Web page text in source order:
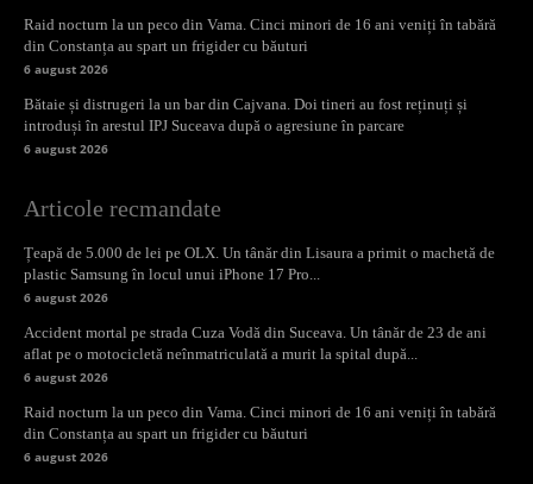
Raid nocturn la un peco din Vama. Cinci minori de 16 ani veniți în tabără
din Constanța au spart un frigider cu băuturi
6 august 2026
Bătaie și distrugeri la un bar din Cajvana. Doi tineri au fost reținuți și
introduși în arestul IPJ Suceava după o agresiune în parcare
6 august 2026
Articole recmandate
Țeapă de 5.000 de lei pe OLX. Un tânăr din Lisaura a primit o machetă de
plastic Samsung în locul unui iPhone 17 Pro...
6 august 2026
Accident mortal pe strada Cuza Vodă din Suceava. Un tânăr de 23 de ani
aflat pe o motocicletă neînmatriculată a murit la spital după...
6 august 2026
Raid nocturn la un peco din Vama. Cinci minori de 16 ani veniți în tabără
din Constanța au spart un frigider cu băuturi
6 august 2026